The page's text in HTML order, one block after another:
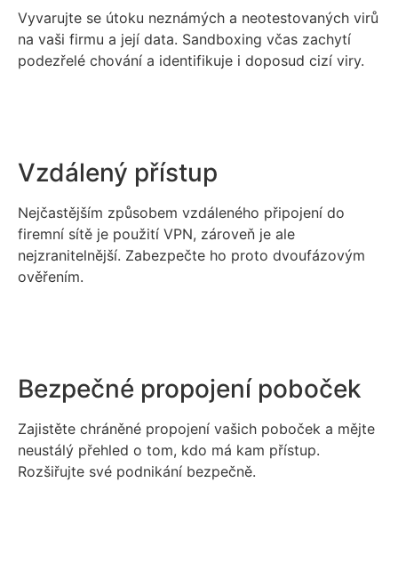
Vyvarujte se útoku neznámých a neotestovaných virů
na vaši firmu a její data. Sandboxing včas zachytí
podezřelé chování a identifikuje i doposud cizí viry.
Vzdálený přístup
Nejčastějším způsobem vzdáleného připojení do
firemní sítě je použití VPN, zároveň je ale
nejzranitelnější. Zabezpečte ho proto dvoufázovým
ověřením.
Bezpečné propojení poboček
Zajistěte chráněné propojení vašich poboček a mějte
neustálý přehled o tom, kdo má kam přístup.
Rozšiřujte své podnikání bezpečně.